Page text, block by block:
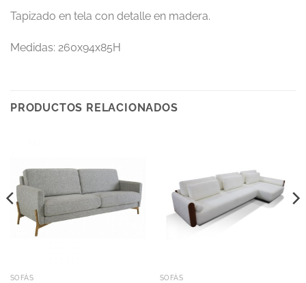
Tapizado en tela con detalle en madera.
Medidas: 260x94x85H
PRODUCTOS RELACIONADOS
SOFÁS SOFÁS